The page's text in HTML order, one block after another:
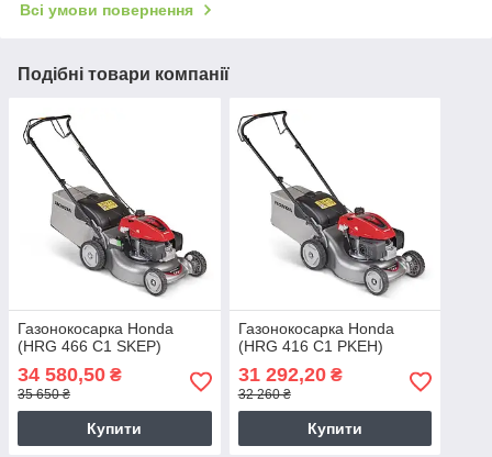
Всі умови повернення
Подібні товари компанії
Газонокосарка Honda
(HRG 466 С1 SKEP)
34 580,50 ₴
35 650 ₴
Купити
Газонокосарка Honda
(HRG 416 С1 PKEH)
31 292,20₴
32 260 ₴
Купити